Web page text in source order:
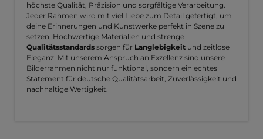
höchste Qualität, Präzision und sorgfältige Verarbeitung.
Jeder Rahmen wird mit viel Liebe zum Detail gefertigt, um
deine Erinnerungen und Kunstwerke perfekt in Szene zu
setzen. Hochwertige Materialien und strenge
Qualitätsstandards sorgen für Langlebigkeit und zeitlose
Eleganz. Mit unserem Anspruch an Exzellenz sind unsere
Bilderrahmen nicht nur funktional, sondern ein echtes
Statement für deutsche Qualitätsarbeit, Zuverlässigkeit und
nachhaltige Wertigkeit.